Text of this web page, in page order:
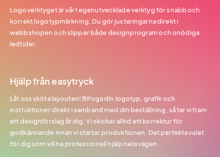
Logoverktyget är vårt egenutvecklade verktyg för snabb och
korrekt logotypmärkning. Du gör justeringarna direkt i
webbshopen och slipper både designprogram och onödiga
ledtider.
Hjälp från easytryck
Låt oss sköta layouten! Bifoga din logotyp, grafik och
instruktioner direkt i samband med din beställning, så tar vi fram
ett designförslag åt dig. Vi skickar alltid ett korrektur för
godkännande innan vi startar produktionen. Det perfekta valet
för dig som vill ha professionell hjälp hela vägen.